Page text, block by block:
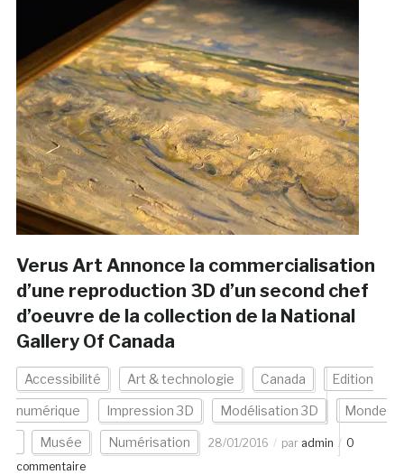
Verus Art Annonce la commercialisation
d’une reproduction 3D d’un second chef
d’oeuvre de la collection de la National
Gallery Of Canada
Accessibilité Art & technologie Canada Edition
numérique Impression 3D Modélisation 3D Monde
Musée Numérisation 28/01/2016 par admin
0
commentaire